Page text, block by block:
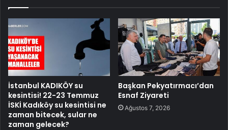
İstanbul KADIKÖY su
kesintisi! 22-23 Temmuz
İSKİ Kadıköy su kesintisi ne
zaman bitecek, sular ne
zaman gelecek?
Başkan Pekyatırmacı’dan
Esnaf Ziyareti
Ağustos 7, 2026